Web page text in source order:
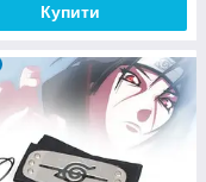
Купити